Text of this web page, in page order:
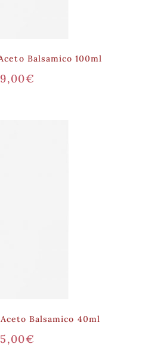
Balsamico 100ml
€
Balsamico 40ml
€